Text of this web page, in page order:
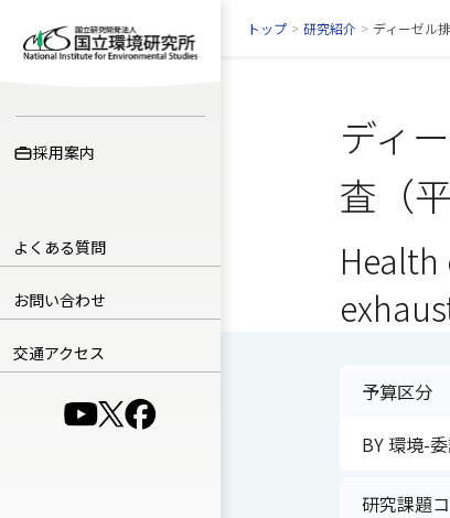
採用案内
よくある質問
お問い合わせ
交通アクセス
（別ウインドウで開きます）
（別ウインドウで開きます）
（別ウインドウで開きます）
トップ > 研究紹介 > ディーゼル
ディ
査（
予算区分
BY 環境-
研究課題